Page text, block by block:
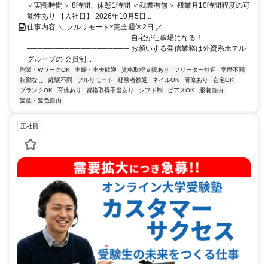
＜実働時間＞ 8時間、休憩1時間 ＜残業有無＞ 残業月10時間程度の可
能性あり 【入社日】 2026年10月5日...
仕事内容 ＼ フルリモート×完全週休2日 ／
─────────────────── 自宅が仕事場になる！
─────────────────── お願いする発信業務は外資系ホテル
グループの 会員制...
副業・WワークOK 主婦・主夫歓迎 資格取得支援あり フリーター歓迎
学歴不問
転勤なし
経験不問 フルリモート 経験者歓迎 ネイルOK 研修あり
在宅OK
ブランクOK
育休あり 資格取得手当あり シフト制 ピアスOK
服装自由
髪型・髪色自由
正社員